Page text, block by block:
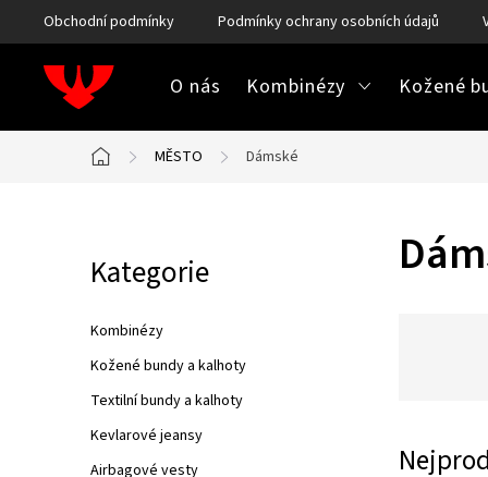
na
obsah
Obchodní podmínky Podmínky ochrany osobních údajů
O nás Kombinézy Kožené
Domů
MĚSTO Dámské
o
s
t
r
a
Přeskočit
kategorie
Kategorie
Kombinézy
Kožené bundy a kalhoty
Textilní bundy a kalhoty
Kevlarové jeansy
Airbagové vesty